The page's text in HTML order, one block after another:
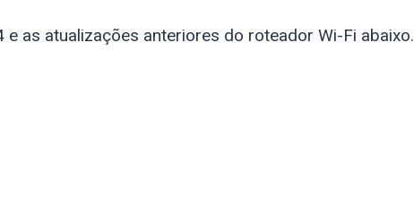
e as atualizações anteriores do roteador Wi-Fi abaixo.